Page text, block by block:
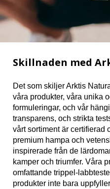
Skillnaden med
Det som skiljer Arktis
våra produkter, våra unika
formuleringar, och vår
transparens, och strikta
vårt sortiment är certifierad
premium hampa och
inspirerade från de
kamper och triumfer. Våra
omfattande trippel-
produkter inte bara